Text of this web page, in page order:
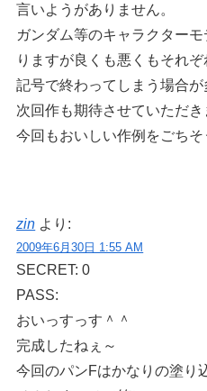
言いようがありません。
ガンダム等のキャラクター
りますが良くも悪くもそれ
記号で終わってしまう場合
次回作も期待させていただき
今回もおいしい作例をごち
zin より:
2009年6月30日 1:55 AM
SECRET: 0
PASS:
おいっすっす＾＾
完成したねぇ～
今回のパンFはかなりの塗り